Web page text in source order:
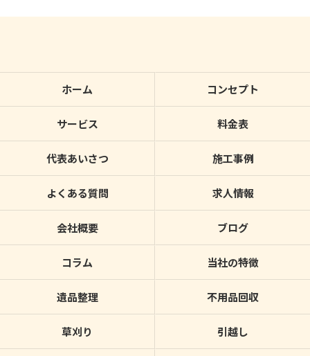
ホーム コンセプト
サービス 料金表
代表あいさつ 施工事例
よくある質問 求人情報
会社概要 ブログ
コラム 当社の特徴
遺品整理 不用品回収
草刈り 引越し